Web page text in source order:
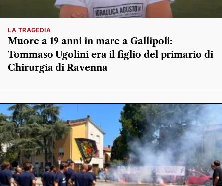
LA TRAGEDIA
Muore a 19 anni in mare a Gallipoli:
Tommaso Ugolini era il figlio del primario di
Chirurgia di Ravenna